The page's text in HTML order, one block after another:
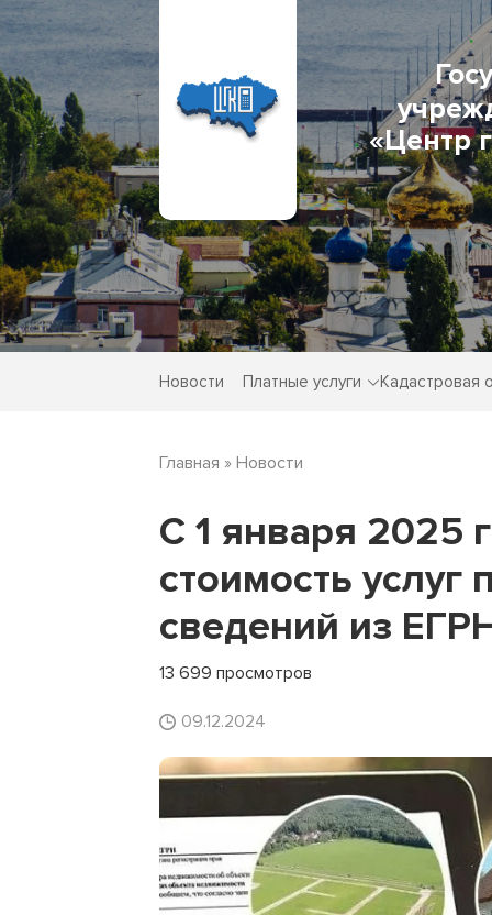
«Центр
Новости Платные услуги Кадастровая
Главная » Новости
С 1 января 2025
стоимость
сведений из
13 699 просмотров
09.12.2024